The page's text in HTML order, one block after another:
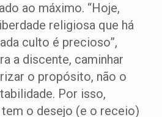
ao máximo. “Hoje,
religiosa que há
culto é precioso”,
a discente, caminhar
o propósito, não o
Por isso,
o desejo (e o receio)